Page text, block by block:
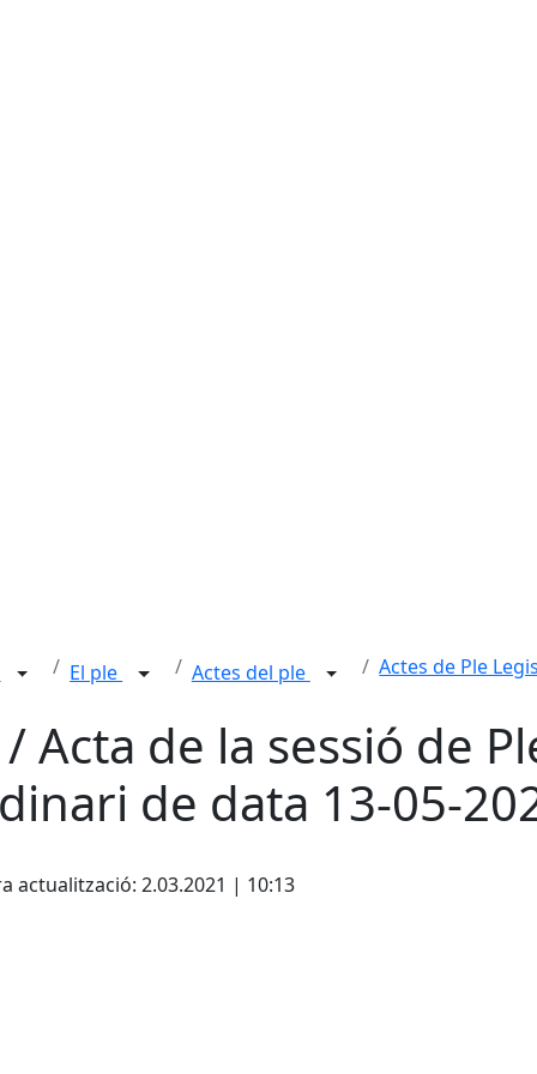
El ple Actes del ple Actes de Ple
Acta de la sessió de
de data 13-05-
actualització: 2.03.2021 | 10:13